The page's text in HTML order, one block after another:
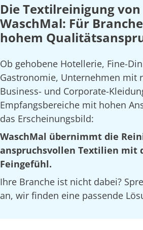
Die Textilreinigung von
WaschMal: Für
hohem
Ob gehobene Hotellerie, Fine-
Gastronomie, Unternehmen mit
Business- und Corporate-
Empfangsbereiche mit hohen
das Erscheinungsbild:
WaschMal übernimmt die
anspruchsvollen Textilien mit
Feingefühl.
Ihre Branche ist nicht dabei?
an, wir finden eine passende